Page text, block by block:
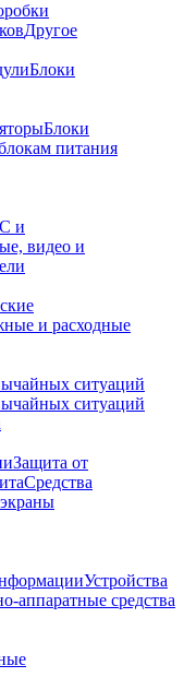
Другое
Блоки
Блоки
питания
и
видео и
и расходные
ситуаций
ситуаций
Защита от
Средства
Устройства
аппаратные средства